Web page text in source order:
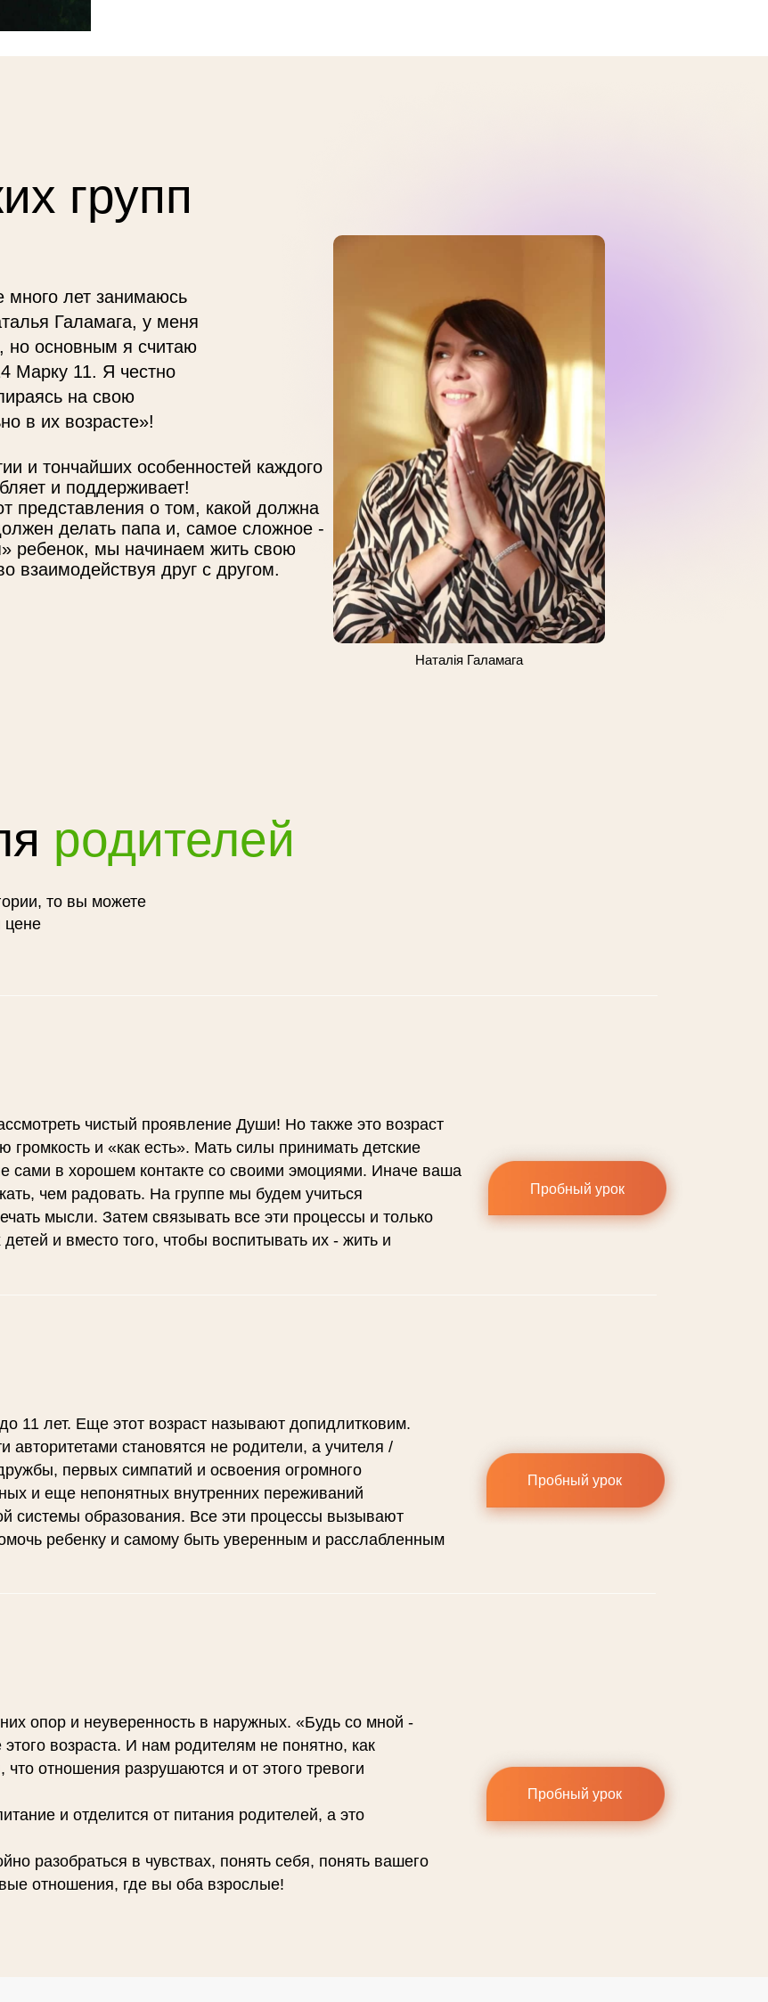
групп
много лет занимаюсь
Галамага, у меня
но основным я считаю
Марку 11. Я честно
на свою
в их возрасте»!
и тончайших особенностей каждого
и поддерживает!
представления о том, какой должна
делать папа и, самое сложное -
ребенок, мы начинаем жить свою
взаимодействуя друг с другом.
Наталія Галамага
родителей
то вы можете
цене
чистый проявление Души! Но также это возраст
громкость и «как есть». Мать силы принимать детские
сами в хорошем контакте со своими эмоциями. Иначе ваша
чем радовать. На группе мы будем учиться
мысли. Затем связывать все эти процессы и только
и вместо того, чтобы воспитывать их - жить и
11 лет. Еще этот возраст называют допидлитковим.
авторитетами становятся не родители, а учителя /
первых симпатий и освоения огромного
и еще непонятных внутренних переживаний
системы образования. Все эти процессы вызывают
ребенку и самому быть уверенным и расслабленным
опор и неуверенность в наружных. «Будь со мной -
возраста. И нам родителям не понятно, как
что отношения разрушаются и от этого тревоги
и отделится от питания родителей, а это
разобраться в чувствах, понять себя, понять вашего
отношения, где вы оба взрослые!
Пробный урок
Пробный урок
Пробный урок